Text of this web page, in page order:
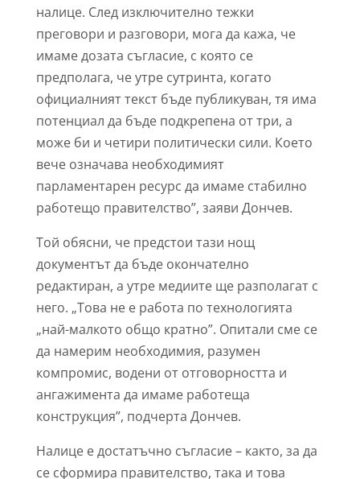
налице. След изключително тежки
преговори и разговори, мога да кажа, че
имаме дозата съгласие, с която се
предполага, че утре сутринта, когато
официалният текст бъде публикуван, тя има
потенциал да бъде подкрепена от три, а
може би и четири политически сили. Което
вече означава необходимият
парламентарен ресурс да имаме стабилно
работещо правителство”, заяви Дончев.
Той обясни, че предстои тази нощ
документът да бъде окончателно
редактиран, а утре медиите ще разполагат с
него. „Това не е работа по технологията
„най-малкото общо кратно”. Опитали сме се
да намерим необходимия, разумен
компромис, водени от отговорността и
ангажимента да имаме работеща
конструкция”, подчерта Дончев.
Налице е достатъчно съгласие – както, за да
се сформира правителство, така и това